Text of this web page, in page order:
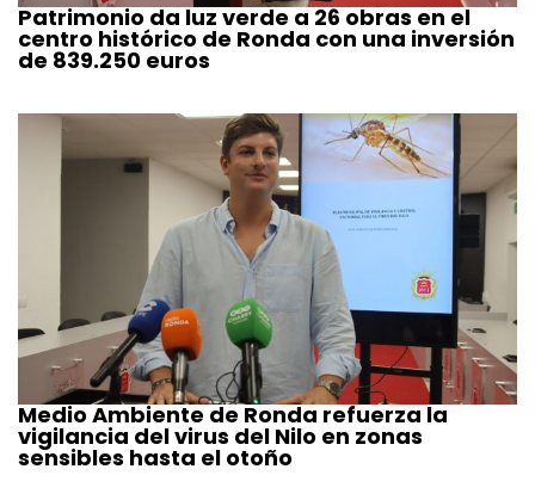
Patrimonio da luz verde a 26 obras en el
centro histórico de Ronda con una inversión
de 839.250 euros
Medio Ambiente de Ronda refuerza la
vigilancia del virus del Nilo en zonas
sensibles hasta el otoño